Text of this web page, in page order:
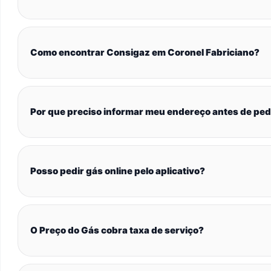
Como encontrar Consigaz em Coronel Fabriciano?
Por que preciso informar meu endereço antes de
Posso pedir gás online pelo aplicativo?
O Preço do Gás cobra taxa de serviço?